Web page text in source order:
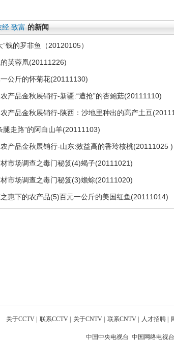
经 致富 的新闻
”钱的罗非鱼（20120105）
芙蓉凰(20111226)
公斤的怀菊花(20111130)
产品金秋展销行-新疆:“遭抢”的杏鲍菇(20111110)
产品金秋展销行-陕西：沙地里种出的高产土豆
腿走路”的阿白山羊(20111103)
产品金秋展销行-山东:效益高的香玲核桃(20111025 )
市场调查之毒门秘笈(4)蝎子(20111021)
市场调查之毒门秘笈(3)蟾蜍(20111020)
惠下的农产品(5)百元一公斤的美国红鱼(20111014)
关于CCTV 联系CCTV 关于CNTV 联系CNTV 人才招聘
中国中央电视台 中国网络电视